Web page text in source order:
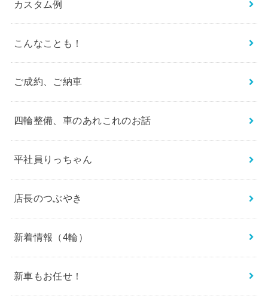
カスタム例
こんなことも！
ご成約、ご納車
四輪整備、車のあれこれのお話
平社員りっちゃん
店長のつぶやき
新着情報（4輪）
新車もお任せ！